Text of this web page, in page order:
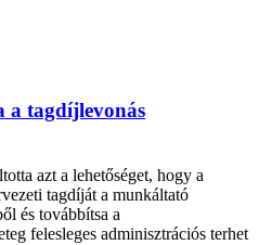
a tagdíjlevonás
azt a lehetőséget, hogy a
tagdíját a munkáltató
és továbbítsa a
felesleges adminisztrációs terhet